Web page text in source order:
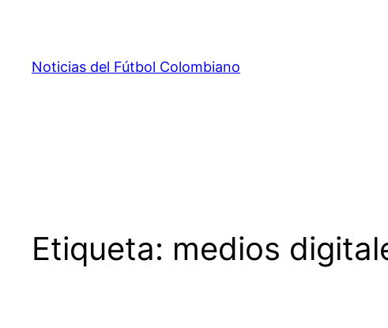
contenido
Noticias del Fútbol Colombiano
Etiqueta: medios